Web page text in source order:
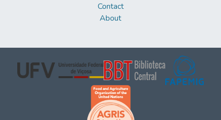
Contact
About